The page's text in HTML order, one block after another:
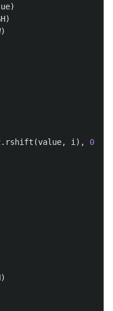
)
)
)
. rshift (value, i ), 0x01
)